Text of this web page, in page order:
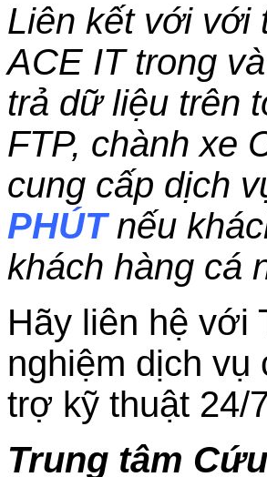
Liên kết với với
ACE IT trong
trả dữ liệu trên
FTP, chành xe
cung cấp dịch
PHÚTnếu
khách hàng cá
Hãy liên hệ với
nghiệm dịch
trợ kỹ thuật 24/
Trung tâm